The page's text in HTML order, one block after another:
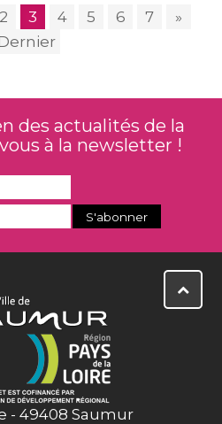
2 3 4 5 6 7
»
des actualités de la
à la newsletter !
- 49408 Saumur